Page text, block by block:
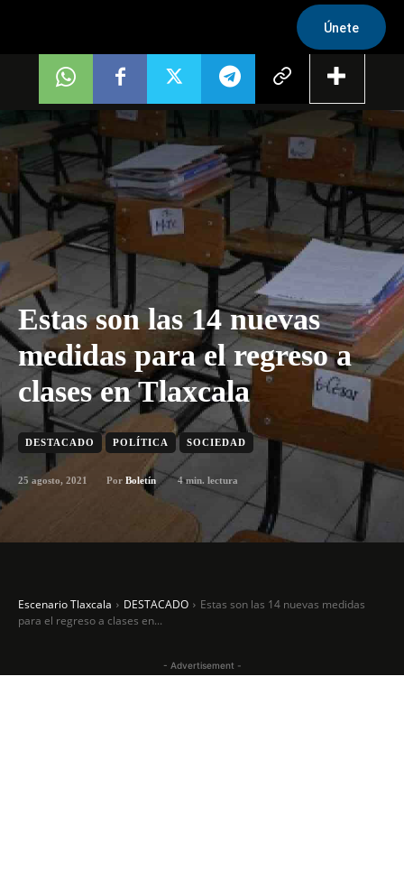
Únete
Estas son las 14 nuevas
medidas para el regreso a
clases en Tlaxcala
DESTACADO POLÍTICA SOCIEDAD
25 agosto, 2021 Por Boletín 4min. lectura
Escenario Tlaxcala DESTACADO
Estas son las 14 nuevas medidas
para el regreso a clases en...
- Advertisement -